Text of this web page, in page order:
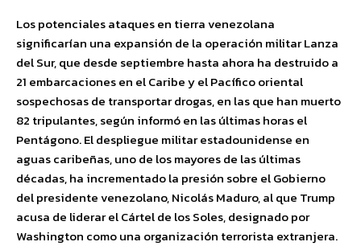
Los potenciales ataques en tierra venezolana
significarían una expansión de la operación militar Lanza
del Sur, que desde septiembre hasta ahora ha destruido a
21 embarcaciones en el Caribe y el Pacífico oriental
sospechosas de transportar drogas, en las que han muerto
82 tripulantes, según informó en las últimas horas el
Pentágono. El despliegue militar estadounidense en
aguas caribeñas, uno de los mayores de las últimas
décadas, ha incrementado la presión sobre el Gobierno
del presidente venezolano, Nicolás Maduro, al que Trump
acusa de liderar el Cártel de los Soles, designado por
Washington como una organización terrorista extranjera.